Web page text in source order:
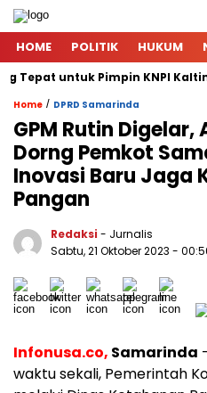
HOME POLITIK HUKUM
Tepat untuk Pimpin KNPI Kaltim
Home / DPRD Samarinda
GPM Rutin Digelar,
Dorng Pemkot
Inovasi Baru Jaga
Pangan
Redaksi - Jurnalis
Sabtu, 21 Oktober 2023 -
Infonusa.co, Samarinda
waktu sekali, Pemerintah